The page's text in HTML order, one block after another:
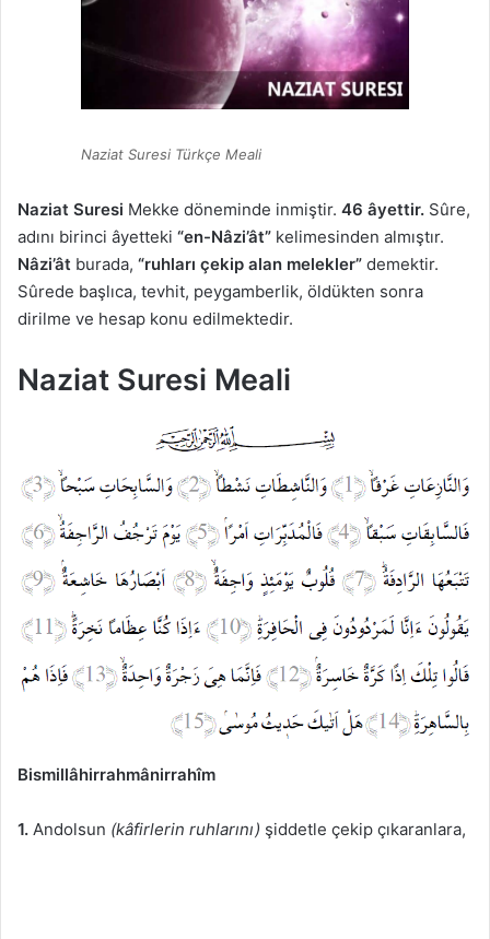
Naziat Suresi Türkçe Meali
Naziat Suresi Mekke döneminde inmiştir. 46 âyettir. Sûre,
adını birinci âyetteki “en-Nâzi’ât” kelimesinden almıştır.
Nâzi’ât burada, “ruhları çekip alan melekler” demektir.
Sûrede başlıca, tevhit, peygamberlik, öldükten sonra
dirilme ve hesap konu edilmektedir.
Naziat Suresi Meali
Bismillâhirrahmânirrahîm
1. Andolsun (kâfirlerin ruhlarını) şiddetle çekip çıkaranlara,